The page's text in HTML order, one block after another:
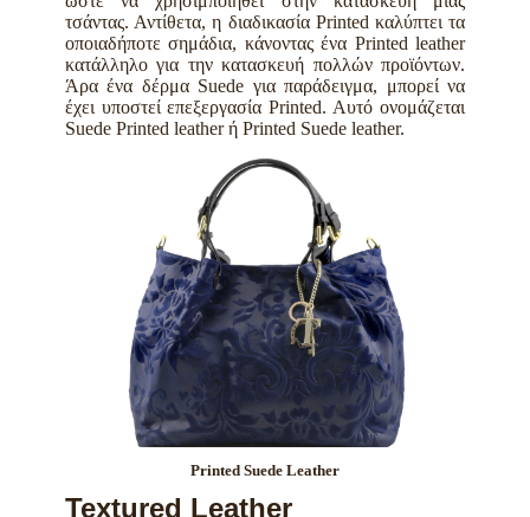
τσάντας. Αντίθετα, η διαδικασία Printed καλύπτει τα
οποιαδήποτε σημάδια, κάνοντας ένα Printed leather
κατάλληλο για την κατασκευή πολλών προϊόντων.
Άρα ένα δέρμα Suede για παράδειγμα, μπορεί να
έχει υποστεί επεξεργασία Printed. Αυτό ονομάζεται
Suede Printed leather ή Printed Suede leather.
Printed Suede Leather
Textured Leather